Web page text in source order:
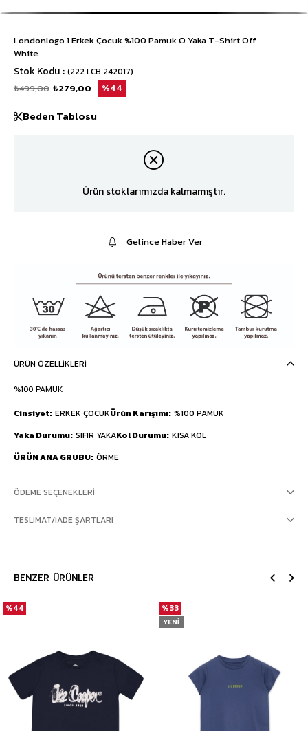
Londonlogo 1 Erkek Çocuk %100 Pamuk O Yaka T-Shirt Off
White
Stok Kodu (222 LCB 242017)
₺499,00 ₺279,00 44
Beden Tablosu
Ürün stoklarımızda kalmamıştır.
Gelince Haber Ver
ÜRÜN ÖZELLIKLERI
%100 PAMUK
Cinsiyet ERKEK ÇOCUKÜrün Karışımı %100 PAMUK
Yaka Durumu SIFIR YAKAKol Durumu KISA KOL
ÜRÜN ANA GRUBU ÖRME
ÖDEME SEÇENEKLERI
TESLIMAT/İADE ŞARTLARI
BENZER ÜRÜNLER
%44 %33
YENI